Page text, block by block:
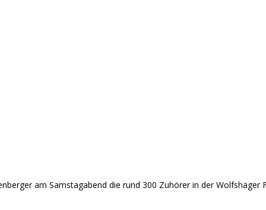
am Samstagabend die rund 300 Zuhörer in der Wolfshäger